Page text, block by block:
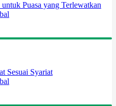
Puasa yang Terlewatkan
Sesuai Syariat